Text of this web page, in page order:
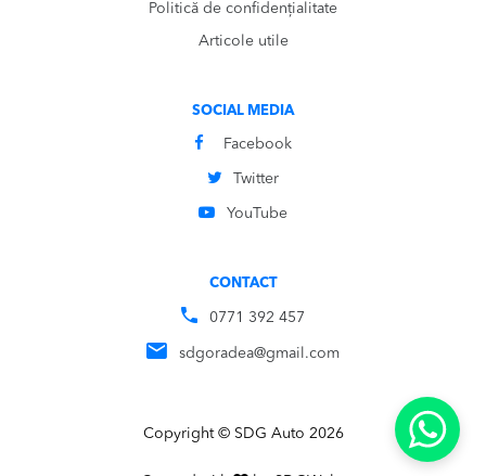
Politică de confidențialitate
Articole utile
SOCIAL MEDIA
Facebook
Twitter
YouTube
CONTACT
0771 392 457
sdgoradea@gmail.com
Copyright © SDG Auto 2026